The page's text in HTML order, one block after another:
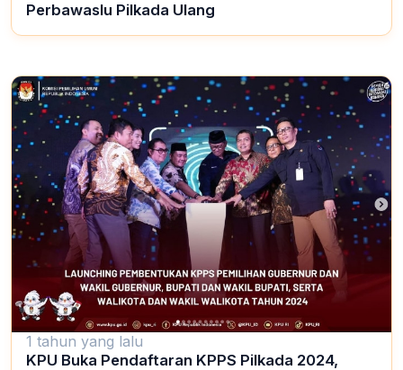
Perbawaslu Pilkada Ulang
1 tahun yang lalu
KPU Buka Pendaftaran KPPS Pilkada 2024,